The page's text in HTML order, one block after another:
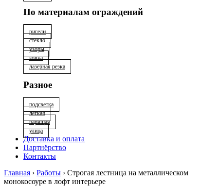
По материалам ограждений
ригели
стекло
узоры
ковка
лазерная резка
Разное
подсветка
лёгкая
парящая
улица
Доставка и оплата
Партнёрство
Контакты
Главная › Работы › Строгая лестница на металлическом
монокосоуре в лофт интерьере